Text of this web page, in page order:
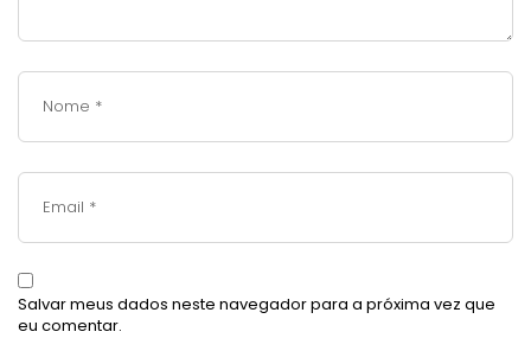
Salvar meus dados neste navegador para a próxima vez que
eu comentar.